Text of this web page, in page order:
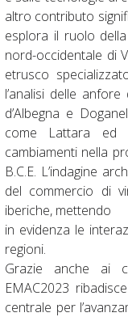
altro contributo
esplora il ruolo
nord-occidentale di
etrusco
l’analisi delle
d’Albegna e
come Lattara ed
cambiamenti nella
B.C.E. L’indagine
del commercio di
iberiche, mettendo
in evidenza le
regioni.
Grazie anche ai
EMAC2023
centrale per